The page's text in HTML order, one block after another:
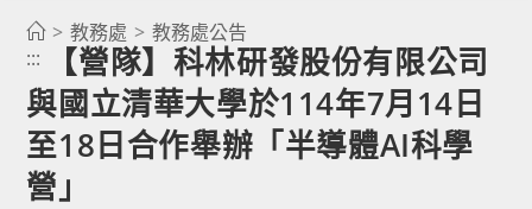
> 教務處 > 教務處公告
:::
【營隊】科林研發股份有限公司
與國立清華大學於114年7月14日
至18日合作舉辦「半導體AI科學
營」